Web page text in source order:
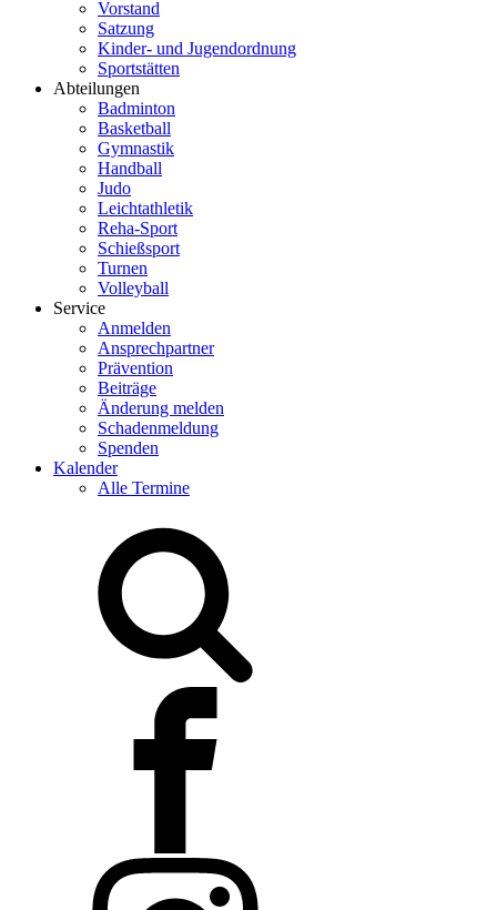
Vorstand
Satzung
Kinder- und Jugendordnung
Sportstätten
Abteilungen
Badminton
Basketball
Gymnastik
Handball
Judo
Leichtathletik
Reha-Sport
Schießsport
Turnen
Volleyball
Service
Anmelden
Ansprechpartner
Prävention
Beiträge
Änderung melden
Schadenmeldung
Spenden
Kalender
Alle Termine